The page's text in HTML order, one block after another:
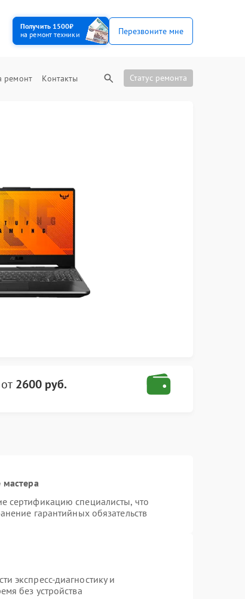
Получить 1500₽
на ремонт техники
Перезвоните мне
ремонт Контакты Статус ремонта
от 2600 руб.
сертификацию специалисты, что
гарантийных обязательств
экспресс-диагностику и
без устройства